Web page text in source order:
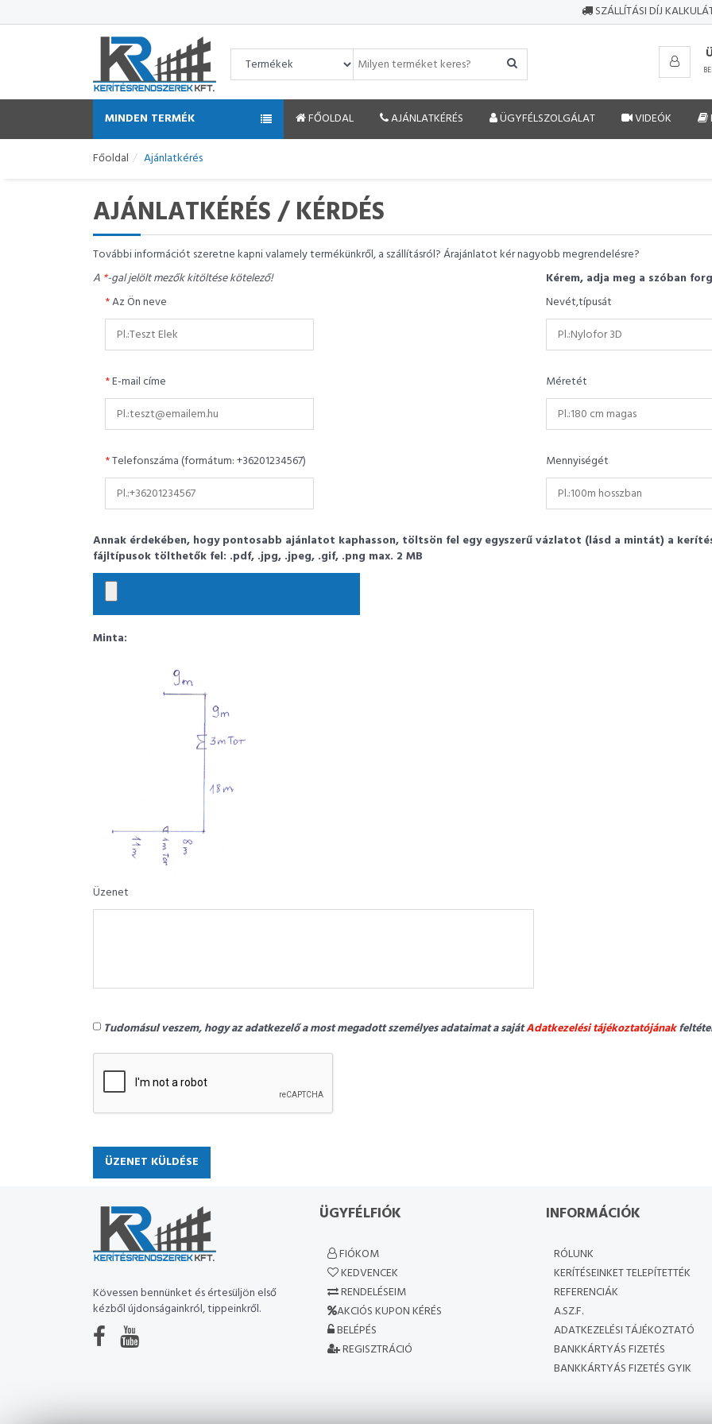
SZÁLLÍTÁSI DÍJ
MINDEN TERMÉK FŐOLDAL AJÁNLATKÉRÉS ÜGYFÉLSZOLGÁLAT VIDEÓK
Főoldal Ajánlatkérés
AJÁNLATKÉRÉS / KÉRDÉS
További információt szeretne kapni valamely termékünkről, a szállításról? Árajánlatot kér nagyobb megrendelésre?
A *-gal jelölt mezők kitöltése kötelező!
*Az Ön neve
*E-mail címe
*Telefonszáma (formátum: +36201234567)
Kérem, adja meg a szóban
Nevét,típusát
Méretét
Mennyiségét
Annak érdekében, hogy pontosabb ajánlatot kaphasson, töltsön fel egy egyszerű vázlatot (lásd a mintát) a
fájltípusok tölthetők fel: .pdf, .jpg, .jpeg, .gif, .png max. 2 MB
Minta:
Üzenet
Tudomásul veszem, hogy az adatkezelő a most megadott személyes adataimat a sajátAdatkezelési tájékoztatójának
Kövessen bennünket és értesüljön első
kézből újdonságainkról, tippeinkről.
ÜGYFÉLFIÓK
FIÓKOM
KEDVENCEK
RENDELÉSEIM
AKCIÓS KUPON KÉRÉS
BELÉPÉS
REGISZTRÁCIÓ
INFORMÁCIÓK
RÓLUNK
KERÍTÉSEINKET TELEPÍTETTÉK
REFERENCIÁK
A.SZ.F.
ADATKEZELÉSI TÁJÉKOZTATÓ
BANKKÁRTYÁS FIZETÉS
BANKKÁRTYÁS FIZETÉS GYIK